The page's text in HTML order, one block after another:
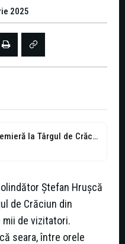
2025
Ștefan Hrușcă vine în premieră la Târgul de Crăciun Craiova
Ștefan Hrușcă
de Crăciun din
mii de vizitatori.
seara, între orele